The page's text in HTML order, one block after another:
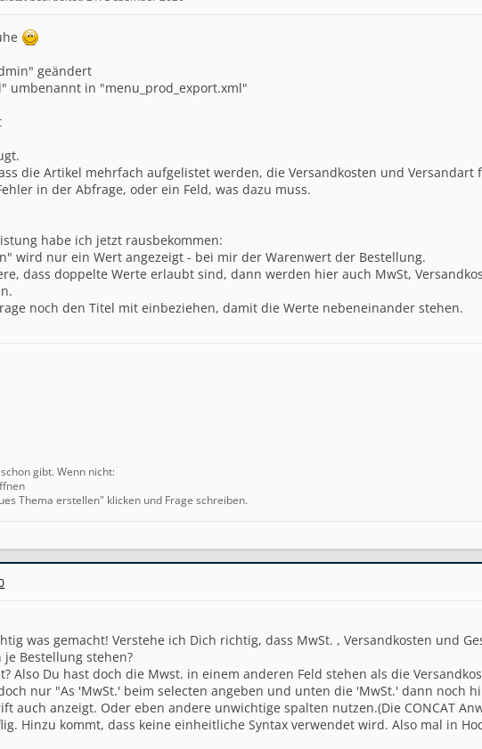
geändert
umbenannt in "menu_prod_export.xml"
die Artikel mehrfach aufgelistet werden, die Versandkosten und Versandart
in der Abfrage, oder ein Feld, was dazu muss.
habe ich jetzt rausbekommen:
wird nur ein Wert angezeigt - bei mir der Warenwert der Bestellung.
dass doppelte Werte erlaubt sind, dann werden hier auch MwSt,
noch den Titel mit einbeziehen, damit die Werte nebeneinander stehen.
gibt. Wenn nicht:
Thema erstellen" klicken und Frage schreiben.
was gemacht! Verstehe ich Dich richtig, dass MwSt. , Versandkosten und
Bestellung stehen?
Also Du hast doch die Mwst. in einem anderen Feld stehen als die
nur "As 'MwSt.' beim selecten angeben und unten die 'MwSt.' dann noch
auch anzeigt. Oder eben andere unwichtige spalten nutzen.(Die CONCAT
Hinzu kommt, dass keine einheitliche Syntax verwendet wird. Also mal in